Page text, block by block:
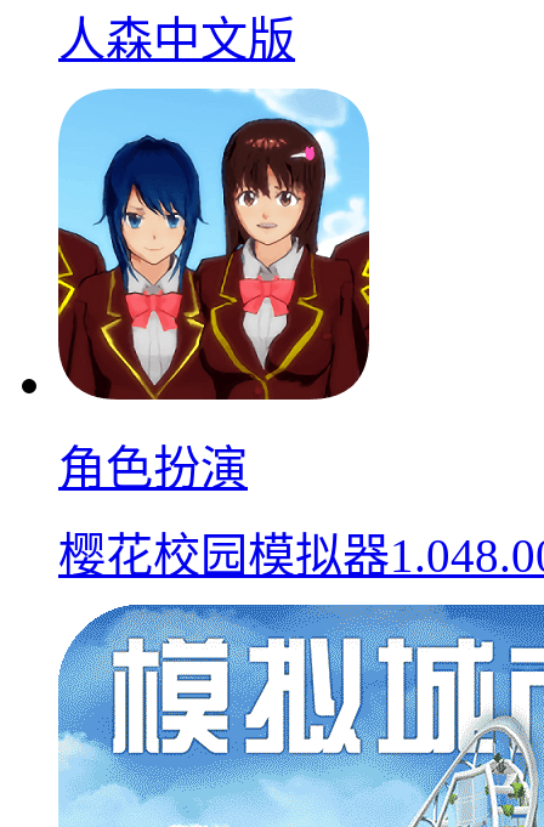
人森中文版
角色扮演
樱花校园模拟器